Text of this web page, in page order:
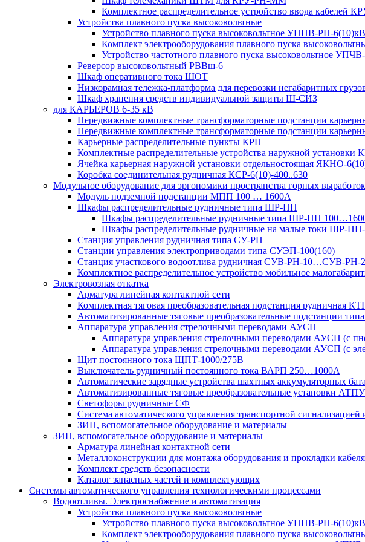
Комплектное распределительное устройство ввода
Устройства плавного пуска высоковольтные
Устройство плавного пуска высоковольтное УППВ-РН-6(10)кВ
Комплект электрооборудования плавного пуска
Устройство частотного плавного пуска высоковольтное
Реверсор высоковольтный РВВш-6
Шкаф оперативного тока ШОТ
Низкорамная тележка-платформа для перевозки негабаритных
Шкаф хранения средств индивидуальной защиты Ш-СИЗ
для КАРЬЕРОВ 6-35 кВ
Передвижные комплектные трансформаторные подстанции
Передвижные комплектные трансформаторные подстанции
Карьерные распределительные пункты КРП
Комплектные распределительные устройства наружной установки
Ячейка карьерная наружной установки отдельностоящая ЯКНО-
Коробка соединительная рудничная КСР-6(10)-400..630
Модульное оборудование для эргономики пространства горных выработок
Модуль подземной подстанции МПП 100 … 1600А
Шкафы распределительные рудничные типа ШР-ПП
Шкафы распределительные рудничные типа ШР-ПП
Шкафы распределительные рудничные на малые токи ШР-
Станция управления рудничная типа СУ-РН
Станции управления электроприводами типа СУЭП-100(160)
Станция участкового водоотлива рудничная СУВ-РН-10…СУВ-РН-
Комплектное распределительное устройство мобильное
Электровозная откатка
Арматура линейная контактной сети
Комплектная тяговая преобразовательная подстанция рудничная
Автоматизированные тяговые преобразовательные подстанции
Аппаратура управления стрелочными переводами АУСП
Аппаратура управления стрелочными переводами АУСП (с
Аппаратура управления стрелочными переводами АУСП (с
Щит постоянного тока ЩПТ-1000/275В
Выключатель рудничный постоянного тока ВАРП 250…1000А
Автоматические зарядные устройства шахтных аккумуляторных
Автоматизированные тяговые преобразовательные установки
Светофоры рудничные СФ
Система автоматического управления транспортной
ЗИП, вспомогательное оборудование и материалы
ЗИП, вспомогательное оборудование и материалы
Арматура линейная контактной сети
Металлоконструкции для монтажа оборудования и прокладки кабеля
Комплект средств безопасности
Каталог запасных частей и комплектующих
Системы автоматического управления технологическими процессами
Водоотливы. Электроснабжение и автоматизация
Устройства плавного пуска высоковольтные
Устройство плавного пуска высоковольтное УППВ-РН-6(10)кВ
Комплект электрооборудования плавного пуска